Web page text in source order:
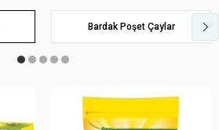
Bardak Poşet Çaylar